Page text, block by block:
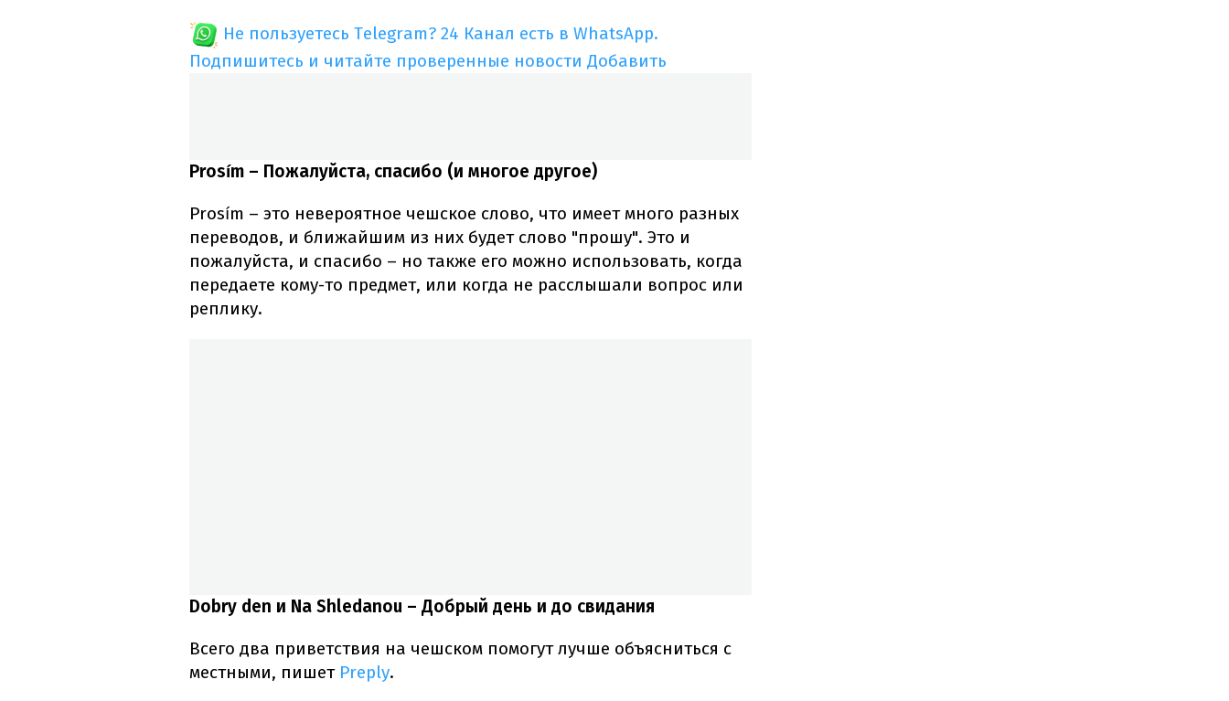
Не пользуетесь Telegram? 24 Канал есть в WhatsApp.
Подпишитесь и читайте проверенные новости Добавить
Prosím – Пожалуйста, спасибо (и многое другое)
Prosím – это невероятное чешское слово, что имеет много разных
переводов, и ближайшим из них будет слово "прошу". Это и
пожалуйста, и спасибо – но также его можно использовать, когда
передаете кому-то предмет, или когда не расслышали вопрос или
реплику.
Dobry den и Na Shledanou – Добрый день и до свидания
Всего два приветствия на чешском помогут лучше объясниться с
местными, пишет Preply.